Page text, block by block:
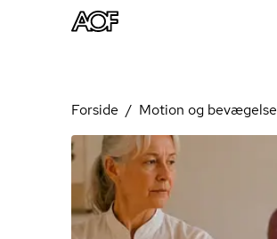
Forside Motion og bevægelse